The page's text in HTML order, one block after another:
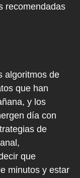
recomendadas
algoritmos de
que han
y los
día con
de
que
minutos y estar